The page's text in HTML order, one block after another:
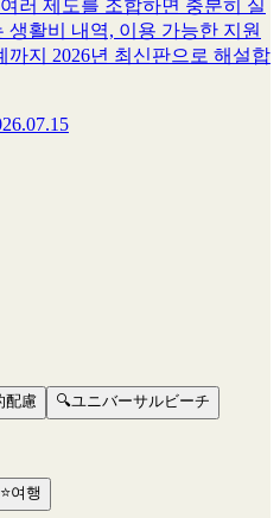
러 제도를 조합하면 충분히 실
활비 내역, 이용 가능한 지원
지 2026년 최신판으로 해설합
配慮 🔍ユニバーサルビーチ
⭐여행